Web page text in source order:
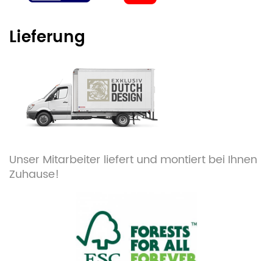
Lieferung
Unser Mitarbeiter liefert und montiert bei Ihnen
Zuhause!